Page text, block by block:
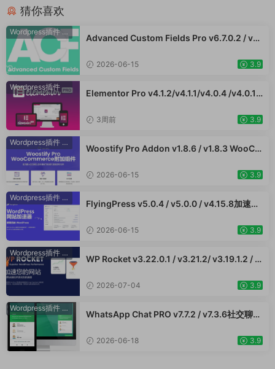
猜你喜欢
Wordpress插件· WooCommerce插件
Advanced Custom Fields Pro v6.7.0.2 / v6.
12 高级自定义字段专业版Wordpress插件AC
2026-06-15 3.9
Wordpress插件
Elementor Pro v4.1.2/v4.1.1/v4.0.4 /v4.0.1 /
/ v3.29.2 / v3.29.1 / v3.29.0 / v3.28.x /3.27.
式主题模板编辑生成器 公司主题模板外贸跨境
3周前 3.9
Wordpress插件 WooCommerce插件
Woostify Pro Addon v1.8.6 / v1.8.3 WooCo
好的性能和更高的转化率 外贸跨境电商插件
2026-06-15 3.9
Wordpress插件 WooCommerce插件
FlyingPress v5.0.4 / v5.0.0 / v4.15.8加速W
WooCommerce跨境电商市场独立站应用
2026-06-15 3.9
Wordpress插件 WooCommerce插件
WP Rocket v3.22.0.1 / v3.21.2/ v3.19.1.2 / v
Commerce跨境电商市场独立站网页提速应用
2026-07-04 3.9
Wordpress插件 WooCommerce插件
WhatsApp Chat PRO v7.7.2 / v7.3.6社交聊天
插件直接与用户对话提升客户服务
2026-06-18 3.9